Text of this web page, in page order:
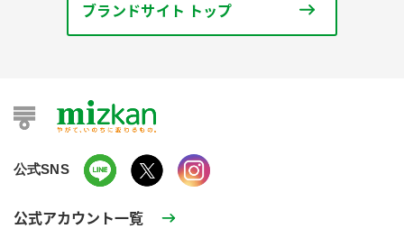
ブランドサイト トップ
公式SNS
公式アカウント一覧